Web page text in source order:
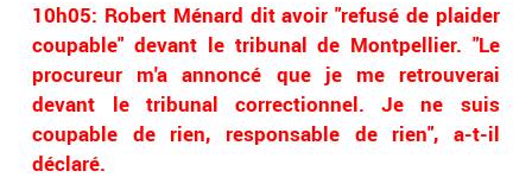
10h05: Robert Ménard dit avoir "refusé de plaider
coupable" devant le tribunal de Montpellier. "Le
procureur m'a annoncé que je me retrouverai
devant le tribunal correctionnel. Je ne suis
coupable de rien, responsable de rien", a-t-il
déclaré.